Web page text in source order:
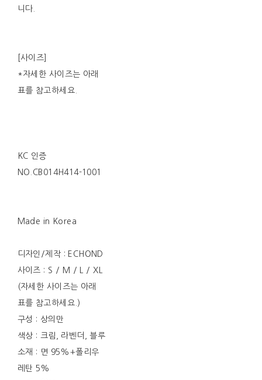
니다.
[사이즈]
*자세한 사이즈는 아래
표를 참고하세요.
KC 인증
NO.CB014H414-1001
Made in Korea
디자인/제작 : ECHOND
사이즈 : S / M / L / XL
(자세한 사이즈는 아래
표를 참고하세요.)
구성 : 상의만
색상 : 크림, 라벤더, 블루
소재 : 면 95%+폴리우
레탄 5%